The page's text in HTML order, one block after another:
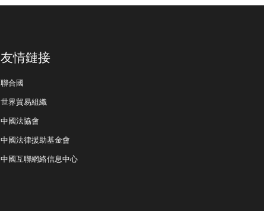
友情鏈接
聯合國
世界貿易組織
中國法協會
中國法律援助基金會
中國互聯網絡信息中心